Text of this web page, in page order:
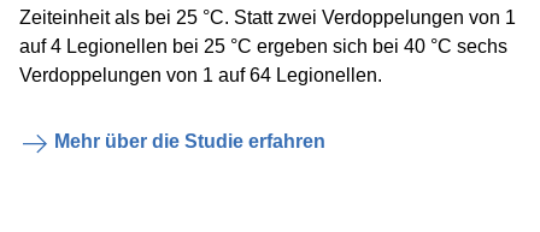
Zeiteinheit als bei 25 °C. Statt zwei Verdoppelungen von 1
auf 4 Legionellen bei 25 °C ergeben sich bei 40 °C sechs
Verdoppelungen von 1 auf 64 Legionellen.
Mehr über die Studie erfahren